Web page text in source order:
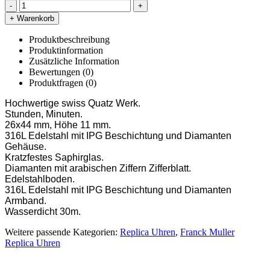
-
+
+ Warenkorb
Produktbeschreibung
Produktinformation
Zusätzliche Information
Bewertungen (0)
Produktfragen (0)
Hochwertige swiss Quatz Werk.
Stunden, Minuten.
26x44 mm, Höhe 11 mm.
316L Edelstahl mit IPG Beschichtung und Diamanten
Gehäuse.
Kratzfestes Saphirglas.
Diamanten mit arabischen Ziffern Zifferblatt.
Edelstahlboden.
316L Edelstahl mit IPG Beschichtung und Diamanten
Armband.
Wasserdicht 30m.
Weitere passende Kategorien: Replica Uhren, Franck Muller
Replica Uhren